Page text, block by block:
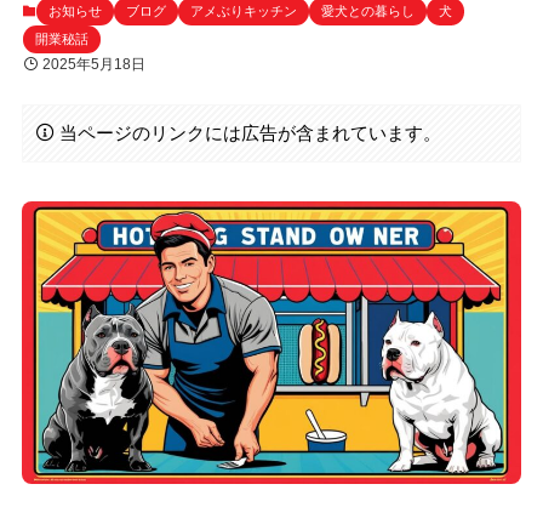
お知らせ ブログ アメぶりキッチン 愛犬との暮らし
犬
開業秘話
2025年5月18日
当ページのリンクには広告が含まれています。